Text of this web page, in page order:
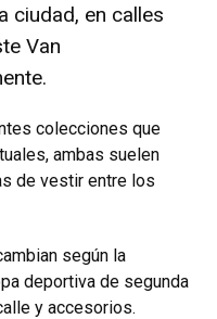
ciudad, en calles
Van
colecciones que
ambas suelen
de vestir entre los
según la
deportiva de segunda
y accesorios.